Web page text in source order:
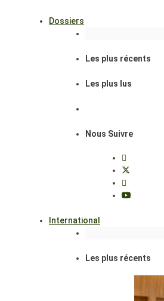
Dossiers
Les plus récents
Les plus lus
Nous Suivre
International
Les plus récents